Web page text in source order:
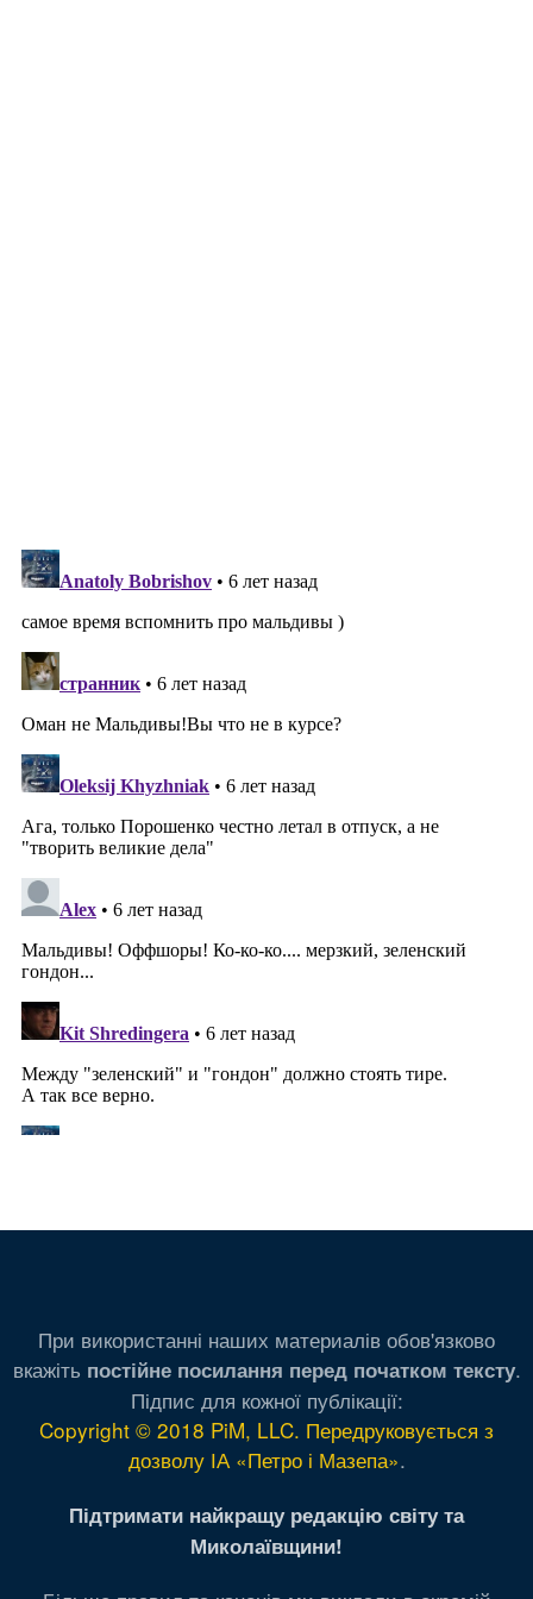
При використанні наших материалів обов'язково
вкажіть постійне посилання перед початком тексту.
Підпис для кожної публікації:
Copyright © 2018 PiM, LLC. Передруковується з
дозволу ІА «Петро і Мазепа».
Підтримати найкращу редакцію світу та
Миколаївщини!